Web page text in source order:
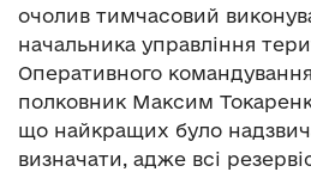
очолив тимчасовий
начальника управління
Оперативного
полковник Максим
що найкращих було
визначати, адже всі